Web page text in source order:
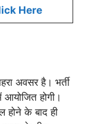
Here
अवसर है। भर्ती
आयोजित होगी।
होने के बाद ही